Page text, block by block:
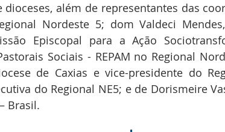
além de representantes das
Nordeste 5; dom Valdeci
Episcopal para a Ação
Sociais - REPAM no Regional
de Caxias e vice-presidente do
do Regional NE5; e de Dorismeire
Brasil.